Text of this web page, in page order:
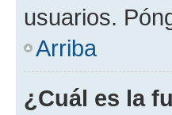
usuarios.
Arriba
¿Cuál es la